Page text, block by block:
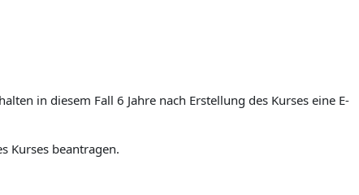
in diesem Fall 6 Jahre nach Erstellung des Kurses eine E-
Kurses beantragen.